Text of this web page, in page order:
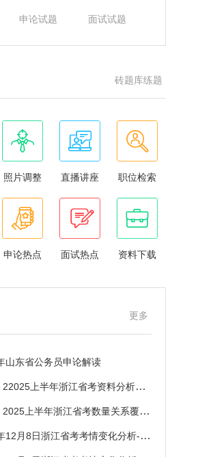
申论试题 面试试题
砖题库练题
照片调整 直播讲座 职位检索
申论热点 面试热点 资料下载
更多
山东省公务员申论解读
捷报！22025上半年浙江省考资料分析覆盖了
捷报！2025上半年浙江省考数量关系覆盖了！
2024年12月8日浙江省考考情变化分析-言语理